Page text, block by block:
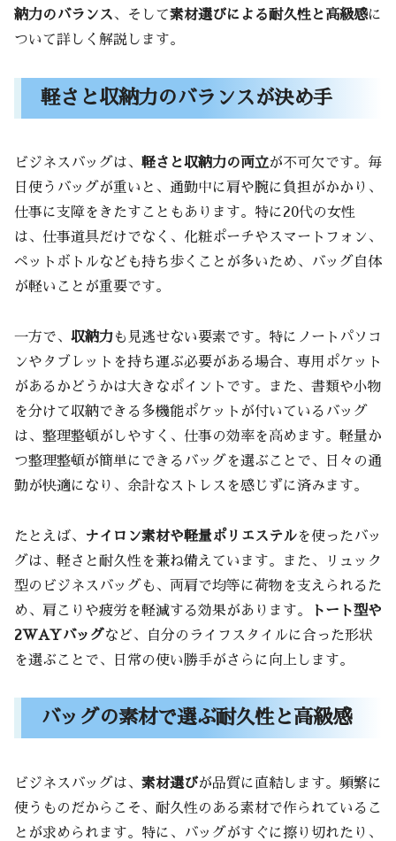
納力のバランス、そして素材選びによる耐久性と高級感に
ついて詳しく解説します。
軽さと収納力のバランスが決め手
ビジネスバッグは、 軽さと収納力の両立が不可欠です。毎
日使うバッグが重いと、通勤中に肩や腕に負担がかかり、
仕事に支障をきたすこともあります。特に20代の女性
は、仕事道具だけでなく、化粧ポーチやスマートフォン、
ペットボトルなども持ち歩くことが多いため、バッグ自体
が軽いことが重要です。
一方で、 収納力も見逃せない要素です。特にノートパソコ
ンやタブレットを持ち運ぶ必要がある場合、専用ポケット
があるかどうかは大きなポイントです。また、書類や小物
を分けて収納できる多機能ポケットが付いているバッグ
は、整理整頓がしやすく、仕事の効率を高めます。軽量か
つ整理整頓が簡単にできるバッグを選ぶことで、日々の通
勤が快適になり、余計なストレスを感じずに済みます。
たとえば、 ナイロン素材や軽量ポリエステルを使ったバッ
グは、軽さと耐久性を兼ね備えています。また、リュック
型のビジネスバッグも、両肩で均等に荷物を支えられるた
め、肩こりや疲労を軽減する効果があります。
トート型や
2WAYバッグなど、自分のライフスタイルに合った形状
を選ぶことで、日常の使い勝手がさらに向上します。
バッグの素材で選ぶ耐久性と高級感
ビジネスバッグは、 素材選びが品質に直結します。頻繁に
使うものだからこそ、耐久性のある素材で作られているこ
とが求められます。特に、バッグがすぐに擦り切れたり、